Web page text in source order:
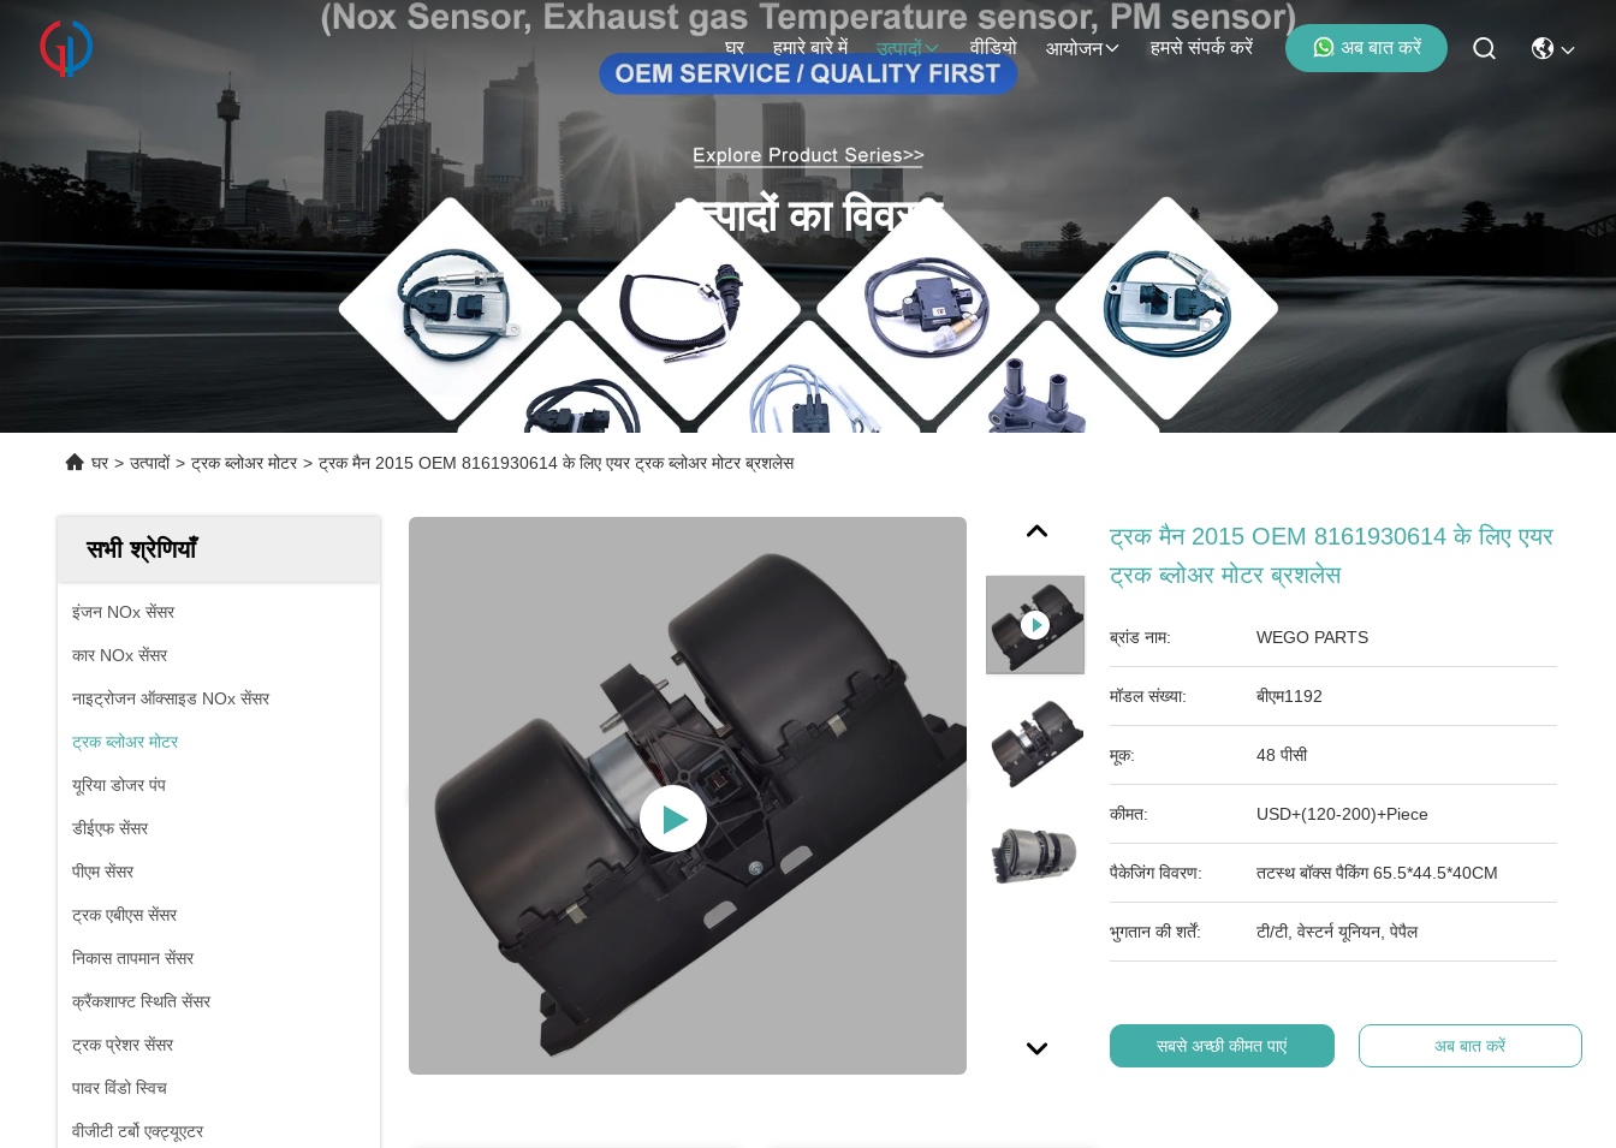
घर हमारे बारे में उत्पादों वीडियो आयोजन हमसे संपर्क करें अब बात करें
उत्पादों का विवरण
घर > उत्पादों > ट्रक ब्लोअर मोटर > ट्रक मैन 2015 OEM 8161930614 के लिए एयर ट्रक ब्लोअर मोटर ब्रशलेस
सभी श्रेणियाँ
इंजन NOx सेंसर
कार NOx सेंसर
नाइट्रोजन ऑक्साइड NOx सेंसर
ट्रक ब्लोअर मोटर
यूरिया डोजर पंप
डीईएफ सेंसर
पीएम सेंसर
ट्रक एबीएस सेंसर
निकास तापमान सेंसर
क्रैंकशाफ्ट स्थिति सेंसर
ट्रक प्रेशर सेंसर
पावर विंडो स्विच
वीजीटी टर्बो एक्ट्यूएटर
ट्रक मैन 2015 OEM 8161930614 के लिए एयर
ट्रक ब्लोअर मोटर ब्रशलेस
ब्रांड नाम: WEGO PARTS
मॉडल संख्या: बीएम1192
मूक: 48 पीसी
कीमत: USD+(120-200)+Piece
पैकेजिंग विवरण: तटस्थ बॉक्स पैकिंग 65.5*44.5*40CM
भुगतान की शर्तें: टी/टी, वेस्टर्न यूनियन, पेपैल
सबसे अच्छी कीमत पाएं अब बात करें